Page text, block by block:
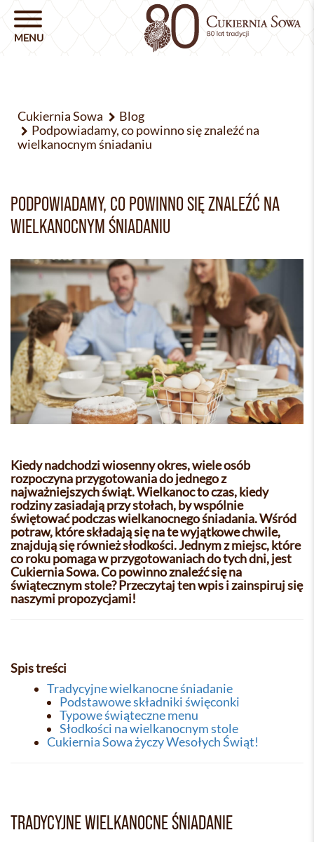
Cukiernia Sowa
Blog
Podpowiadamy, co powinno się znaleźć na
wielkanocnym śniadaniu
PODPOWIADAMY, CO POWINNO SIĘ ZNALEŹĆ NA
WIELKANOCNYM ŚNIADANIU
Kiedy nadchodzi wiosenny okres, wiele osób
rozpoczyna przygotowania do jednego z
najważniejszych świąt. Wielkanoc to czas, kiedy
rodziny zasiadają przy stołach, by wspólnie
świętować podczas wielkanocnego śniadania. Wśród
potraw, które składają się na te wyjątkowe chwile,
znajdują się również słodkości. Jednym z miejsc, które
co roku pomaga w przygotowaniach do tych dni, jest
Cukiernia Sowa. Co powinno znaleźć się na
świątecznym stole? Przeczytaj ten wpis i zainspiruj się
naszymi propozycjami!
Spis treści
Tradycyjne wielkanocne śniadanie
Podstawowe składniki święconki
Typowe świąteczne menu
Słodkości na wielkanocnym stole
Cukiernia Sowa życzy Wesołych Świąt!
TRADYCYJNE WIELKANOCNE ŚNIADANIE